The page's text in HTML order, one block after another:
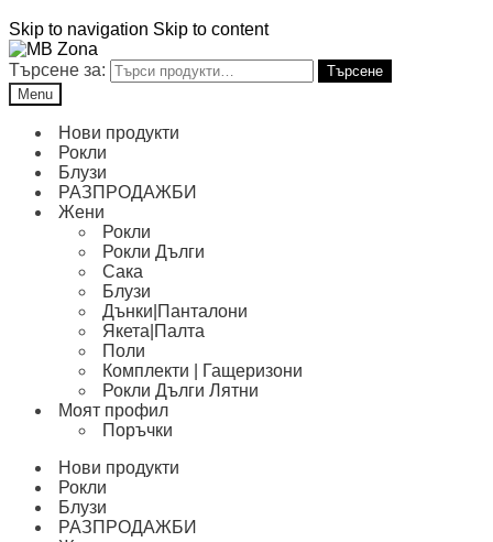
Skip to navigation Skip to content
Търсене за:
Търсене
Menu
Нови продукти
Рокли
Блузи
РАЗПРОДАЖБИ
Жени
Рокли
Рокли Дълги
Сака
Блузи
Дънки|Панталони
Якета|Палта
Поли
Комплекти | Гащеризони
Рокли Дълги Лятни
Моят профил
Поръчки
Нови продукти
Рокли
Блузи
РАЗПРОДАЖБИ